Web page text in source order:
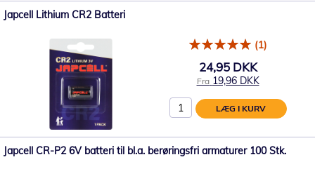
Japcell Lithium CR2 Batteri
(1)
24,95 DKK
Fra 19,96 DKK
LÆG I KURV
Japcell CR-P2 6V batteri til bl.a. berøringsfri armaturer 100 Stk.